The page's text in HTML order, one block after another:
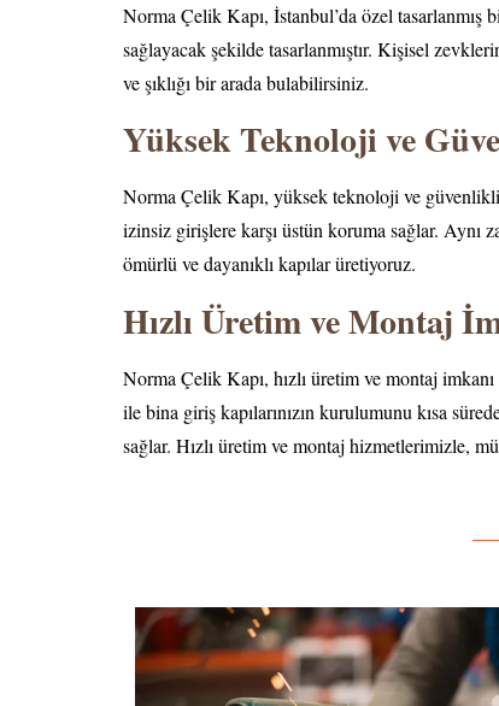
Norma Çelik Kapı, İstanbul’da özel tasarlanmış
sağlayacak şekilde tasarlanmıştır. Kişisel
ve şıklığı bir arada bulabilirsiniz.
Yüksek Teknoloji ve
Norma Çelik Kapı, yüksek teknoloji ve güvenlikli
izinsiz girişlere karşı üstün koruma sağlar. Aynı
ömürlü ve dayanıklı kapılar üretiyoruz.
Hızlı Üretim ve Montaj
Norma Çelik Kapı, hızlı üretim ve montaj
ile bina giriş kapılarınızın kurulumunu kısa
sağlar. Hızlı üretim ve montaj hizmetlerimizle,